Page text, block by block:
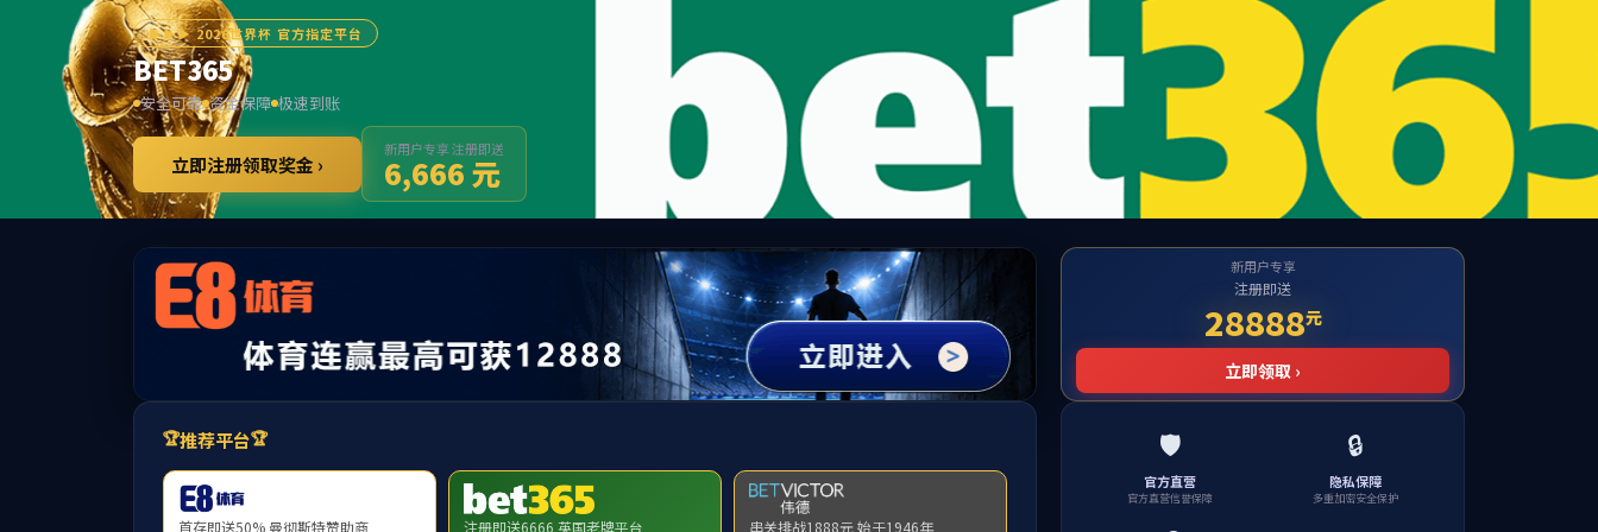
中国·ok138cn太阳集团(古天乐代言)官方网站-Official Website